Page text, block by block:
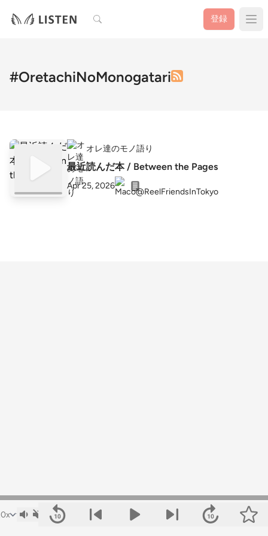
検索 登録
#OretachiNoMonogatari
オレ達のモノ語り
最近読んだ本 / Between the Pages
Apr 25, 2026